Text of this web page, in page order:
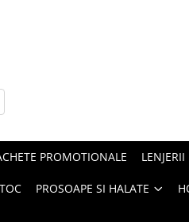
PROMOTIONALE
PROSOAPE SI HALATE